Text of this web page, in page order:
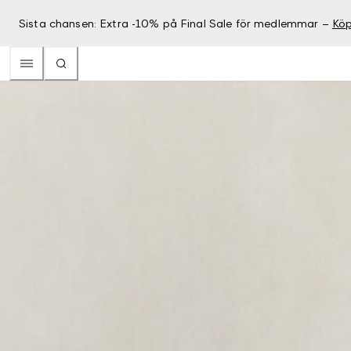
Sista chansen: Extra -10% på Final Sale för medlemmar –